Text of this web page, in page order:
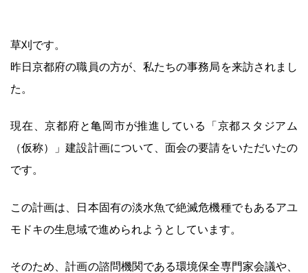
草刈です。
昨日京都府の職員の方が、私たちの事務局を来訪されまし
た。
現在、京都府と亀岡市が推進している「京都スタジアム
（仮称）」建設計画について、面会の要請をいただいたの
です。
この計画は、日本固有の淡水魚で絶滅危機種でもあるアユ
モドキの生息域で進められようとしています。
そのため、計画の諮問機関である環境保全専門家会議や、